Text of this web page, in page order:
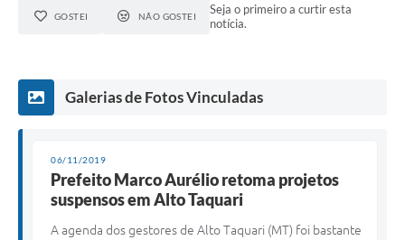
GOSTEI NÃO GOSTEI
Seja o primeiro a curtir esta
notícia.
Galerias de Fotos Vinculadas
06/11/2019
Prefeito Marco Aurélio retoma projetos
suspensos em Alto Taquari
A agenda dos gestores de Alto Taquari (MT) foi bastante